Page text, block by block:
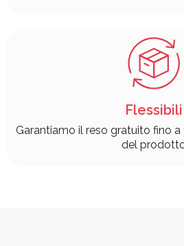
Flessibili
Garantiamo il reso gratuito fino
del